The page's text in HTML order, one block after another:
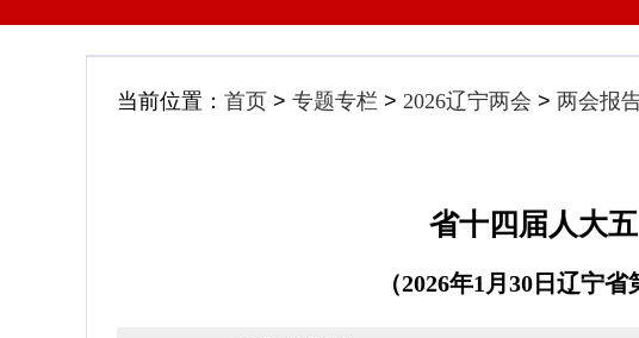
当前位置： 首页 > 专题专栏 > 2026辽宁两会 > 两会报
省十四届人大
（2026年1月30日辽宁